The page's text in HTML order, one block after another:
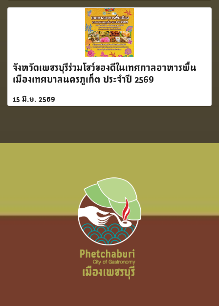
จังหวัดเพชรบุรีร่วมโชว์ของดีในเทศกาลอาหารพื้น
เมืองเทศบาลนครภูเก็ต ประจำปี 2569
15 มิ.ย. 2569